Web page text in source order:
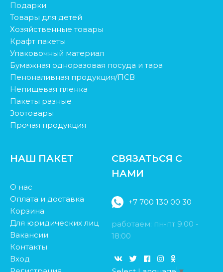
Подарки
Товары для детей
Хозяйственные товары
Крафт пакеты
Упаковочный материал
Бумажная одноразовая посуда и тара
Пеноналивная продукция/ПСВ
Непищевая пленка
Пакеты разные
Зоотовары
Прочая продукция
НАШ ПАКЕТ
О нас
Оплата и доставка
Корзина
Для юридических лиц
Вакансии
Контакты
Вход
СВЯЗАТЬСЯ С
НАМИ
+7 700 130 00 30
работаем: пн-пт 9.00 -
18:00